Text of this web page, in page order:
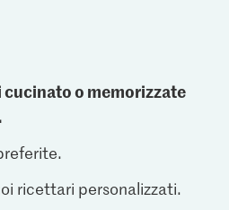
o memorizzate
ricettari personalizzati.